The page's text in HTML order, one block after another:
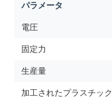
パラメータ
電圧
固定力
生産量
加工されたプラスチック